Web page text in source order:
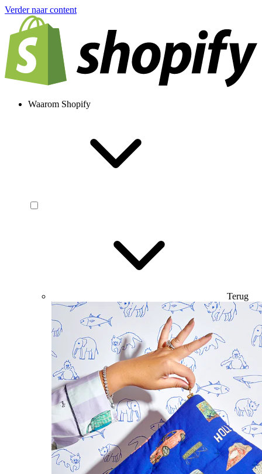
Verder naar content
Waarom Shopify
Terug